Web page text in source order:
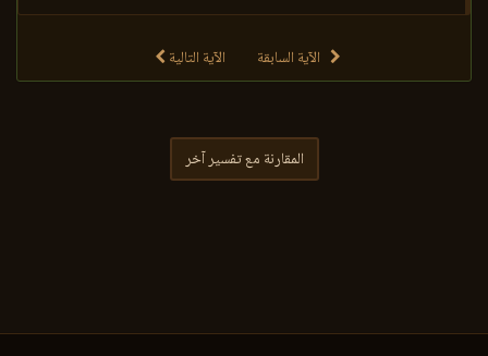
الآية السابقة الآية التالية
المقارنة مع تفسير آخر